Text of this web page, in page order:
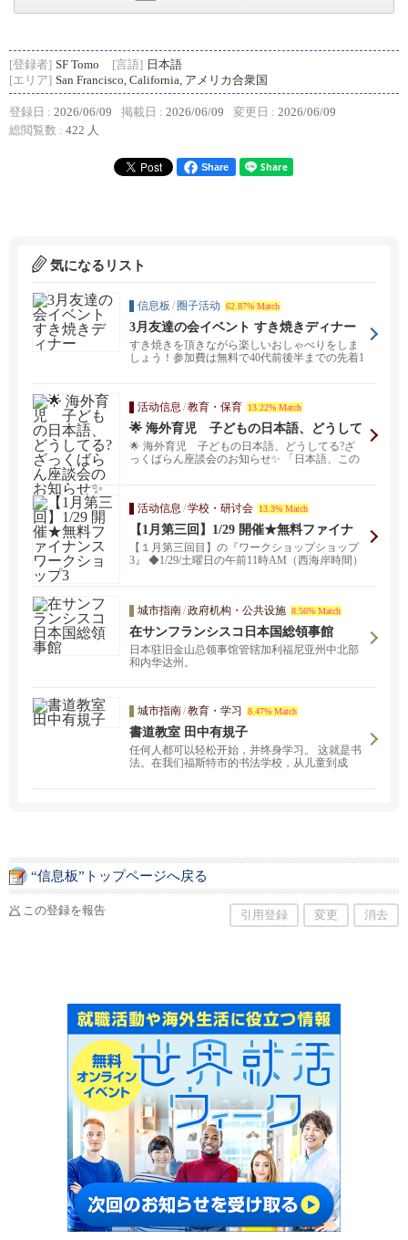
[登録者] SF Tomo [言語] 日本語
[エリア] San Francisco, California, アメリカ合衆国
登録日 : 2026/06/09 掲載日 : 2026/06/09 変更日 : 2026/06/09
総閲覧数 : 422 人
Share
気になるリスト
信息板 / 圈子活动 62.87% Match
3月友達の会イベント すき焼きディナー
すき焼きを頂きながら楽しいおしゃべりをしま
しょう！参加費は無料で40代前後半までの先着1
活动信息 /教育・保育 13.22% Match
🌟 海外育児 子どもの日本語、どうして
る?ざっくばらん座談会のお知らせ✨
🌟 海外育児 子どもの日本語、どうしてる?ざ
っくばらん座談会のお知らせ✨ 「日本語、この
活动信息 /学校・研讨会 13.3% Match
【1月第三回】1/29 開催★無料ファイナ
ンスワークショップ3
【１月第三回目】の『ワークショップショップ
3』 ◆1/29/土曜日の午前11時AM（西海岸時間）
城市指南/政府机构・公共设施 8.56% Match
在サンフランシスコ日本国総領事館
日本驻旧金山总领事馆管辖加利福尼亚州中北部
和内华达州。
城市指南/教育・学习 8.47% Match
書道教室 田中有規子
任何人都可以轻松开始，并终身学习。 这就是书
法。在我们福斯特市的书法学校，从儿童到成
“信息板”トップページへ戻る
この登録を報告 引用登録 変更 消去